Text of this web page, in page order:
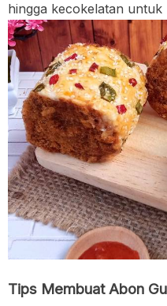
hingga kecokelatan untuk
Tips Membuat Abon